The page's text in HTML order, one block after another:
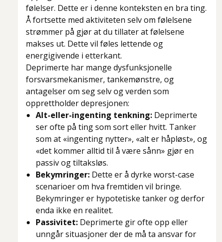
følelser. Dette er i denne konteksten en bra ting.
Å fortsette med aktiviteten selv om følelsene
strømmer på gjør at du tillater at følelsene
makses ut. Dette vil føles lettende og
energigivende i etterkant.
Deprimerte har mange dysfunksjonelle
forsvarsmekanismer, tankemønstre, og
antagelser om seg selv og verden som
opprettholder depresjonen:
Alt-eller-ingenting tenkning: Deprimerte
ser ofte på ting som sort eller hvitt. Tanker
som at «ingenting nytter», «alt er håpløst», og
«det kommer alltid til å være sånn» gjør en
passiv og tiltaksløs.
Bekymringer: Dette er å dyrke worst-case
scenarioer om hva fremtiden vil bringe.
Bekymringer er hypotetiske tanker og derfor
enda ikke en realitet.
Passivitet: Deprimerte gir ofte opp eller
unngår situasjoner der de må ta ansvar for